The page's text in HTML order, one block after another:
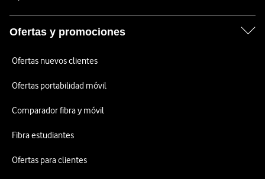
Ofertas y promociones
Ofertas nuevos clientes
Ofertas portabilidad móvil
Comparador fibra y móvil
Fibra estudiantes
Ofertas para clientes